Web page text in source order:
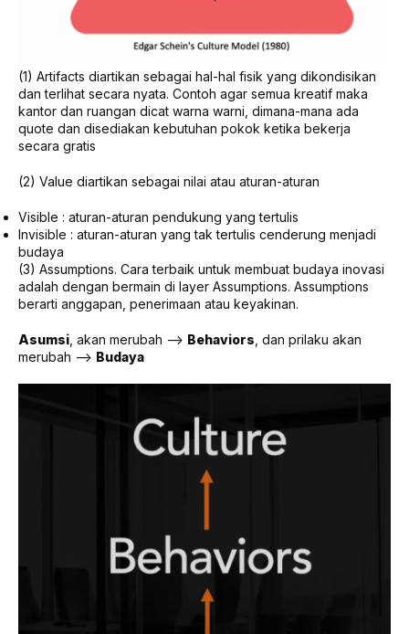
(1) Artifacts diartikan sebagai hal-hal fisik yang dikondisikan
dan terlihat secara nyata. Contoh agar semua kreatif maka
kantor dan ruangan dicat warna warni, dimana-mana ada
quote dan disediakan kebutuhan pokok ketika bekerja
secara gratis
(2) Value diartikan sebagai nilai atau aturan-aturan
Visible : aturan-aturan pendukung yang tertulis
Invisible : aturan-aturan yang tak tertulis cenderung menjadi
budaya
(3) Assumptions. Cara terbaik untuk membuat budaya inovasi
adalah dengan bermain di layer Assumptions. Assumptions
berarti anggapan, penerimaan atau keyakinan.
Asumsi , akan merubah –> Behaviors , dan prilaku akan
merubah –> Budaya